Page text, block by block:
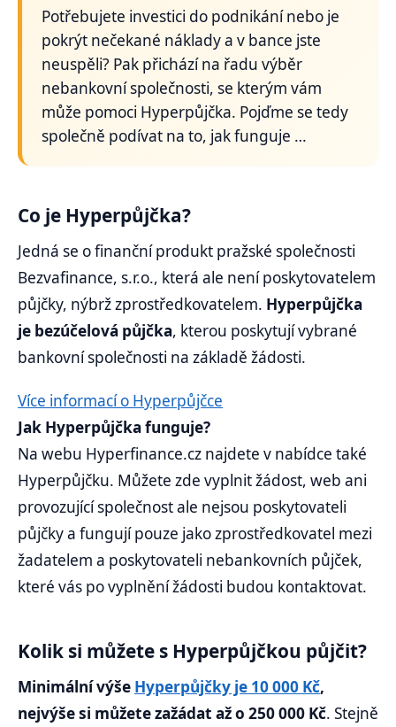
Potřebujete investici do podnikání nebo je
pokrýt nečekané náklady a v bance jste
neuspěli? Pak přichází na řadu výběr
nebankovní společnosti, se kterým vám
může pomoci Hyperpůjčka. Pojďme se tedy
společně podívat na to, jak funguje …
Co je Hyperpůjčka?
Jedná se o finanční produkt pražské společnosti
Bezvafinance, s.r.o., která ale není poskytovatelem
půjčky, nýbrž zprostředkovatelem. Hyperpůjčka
je bezúčelová půjčka, kterou poskytují vybrané
bankovní společnosti na základě žádosti.
Více informací o Hyperpůjčce
Jak Hyperpůjčka funguje?
Na webu Hyperfinance.cz najdete v nabídce také
Hyperpůjčku. Můžete zde vyplnit žádost, web ani
provozující společnost ale nejsou poskytovateli
půjčky a fungují pouze jako zprostředkovatel mezi
žadatelem a poskytovateli nebankovních půjček,
které vás po vyplnění žádosti budou kontaktovat.
Kolik si můžete s Hyperpůjčkou půjčit?
Minimální výše Hyperpůjčky je 10 000 Kč,
nejvýše si můžete zažádat až o 250 000 Kč. Stejně